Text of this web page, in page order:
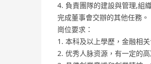
4. 負責團隊的建設與管理,組
完成董事會交辦的其他任務。
崗位要求：
1. 本科及以上學歷，金融相
2. 优秀人脉资源，有一定的